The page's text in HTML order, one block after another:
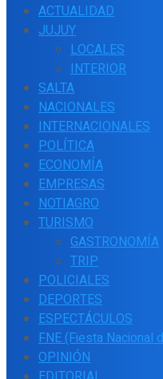
ACTUALIDAD
JUJUY
LOCALES
INTERIOR
SALTA
NACIONALES
INTERNACIONALES
POLÍTICA
ECONOMÍA
EMPRESAS
NOTIAGRO
TURISMO
GASTRONOMÍA
TRIP
POLICIALES
DEPORTES
ESPECTÁCULOS
FNE (Fiesta Nacional
OPINIÓN